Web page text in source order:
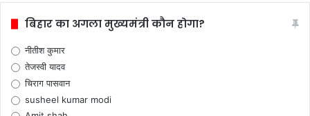
बिहार का अगला मुख्यमंत्री कौन होगा?
नीतीश कुमार
तेजस्वी यादव
चिराग पासवान
susheel kumar modi